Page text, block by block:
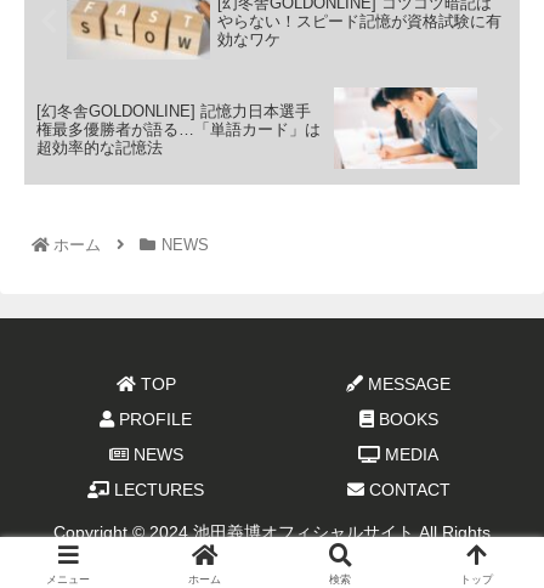
やらない！スピード記憶が資格試験に有
効なワケ
[幻冬舎GOLDONLINE] 記憶力日本選手
権最多優勝者が語る…「単語カード」は
超効率的な記憶法
ホーム NEWS
TOP
MESSAGE
PROFILE
BOOKS
NEWS
MEDIA
LECTURES
CONTACT
Copyright © 2024 池田義博オフィシャルサイト All Rights
メニュー ホーム 検索 トップ